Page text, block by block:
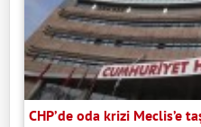
CHP’de oda krizi Meclis’e